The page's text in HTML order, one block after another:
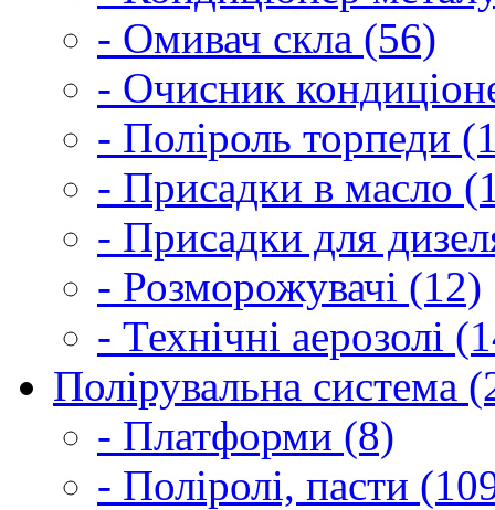
- Омивач скла (56)
- Очисник
- Поліроль торпеди
- Присадки в масло
- Присадки для
- Розморожувачі (12)
- Технічні аерозолі
Полірувальна система
- Платформи (8)
- Поліролі, пасти